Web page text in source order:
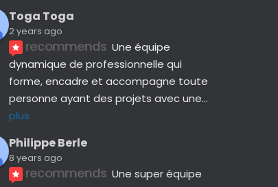
Toga Toga
2 years ago
recommends Une équipe
dynamique de professionnelle qui
forme, encadre et accompagne toute
personne ayant des projets avec une
plus
Philippe Berle
8 years ago
recommends Une super équipe